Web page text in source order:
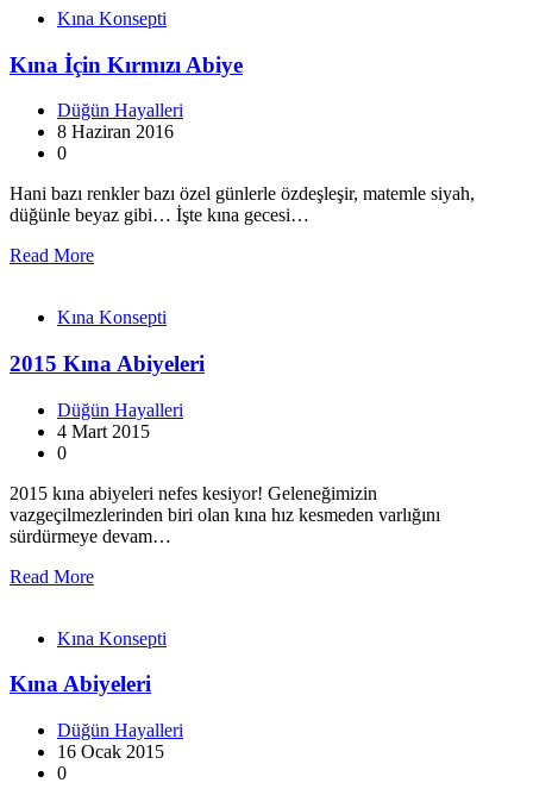
Kına Konsepti
Kına İçin Kırmızı Abiye
Düğün Hayalleri
8 Haziran 2016
0
Hani bazı renkler bazı özel günlerle özdeşleşir, matemle siyah,
düğünle beyaz gibi… İşte kına gecesi…
Read More
Kına Konsepti
2015 Kına Abiyeleri
Düğün Hayalleri
4 Mart 2015
0
2015 kına abiyeleri nefes kesiyor! Geleneğimizin
vazgeçilmezlerinden biri olan kına hız kesmeden varlığını
sürdürmeye devam…
Read More
Kına Konsepti
Kına Abiyeleri
Düğün Hayalleri
16 Ocak 2015
0